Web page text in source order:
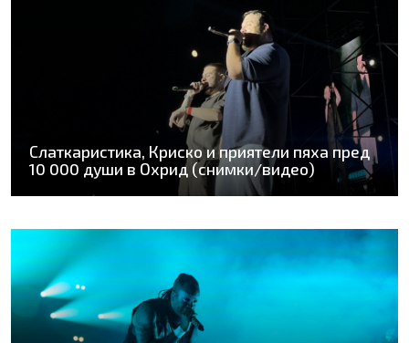
Слаткаристика, Криско и приятели пяха пред
10 000 души в Охрид (снимки/видео)